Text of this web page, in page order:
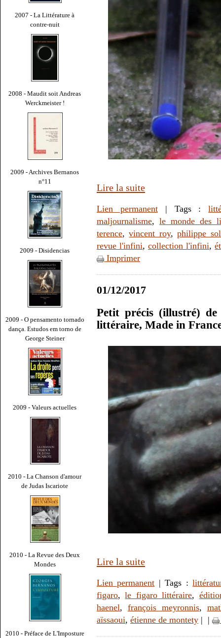
2007 - La Littérature à
contre-nuit
2008 - Maudit soit Andreas
Werckmeister !
2009 - Archives Bernanos
n°11
2009 - Disidencias
2009 - O pensamento tornado
dança. Estudos em torno de
George Steiner
2009 - Valeurs actuelles
2010 - La Chanson d'amour
de Judas Iscariote
2010 - La Revue des Deux
Mondes
2010 - Préface de L'Imposture
Lire la suite
Lien permanent| Tags :
maljournalisme,le monde des
terence,vincent roy,philippe
revue l'infini,collection l'infini,
Imprimer
01/12/2017
Petit précis (illustré) de
littéraire, Made in
Lire la suite
Lien permanent | Tags :
figaro,le figaro littéraire,
haenel, françois meyronnis,
aïssaoui, étienne de montety | |